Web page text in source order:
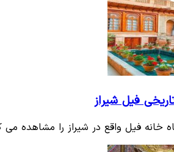
فیل شیراز
خانه فیل واقع در شیراز را مشاهده می